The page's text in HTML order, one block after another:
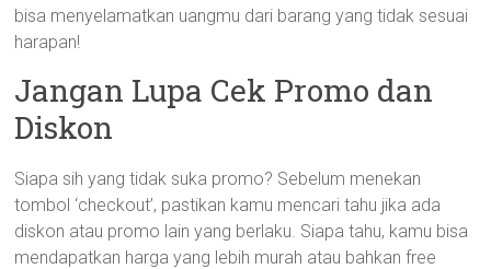
bisa menyelamatkan uangmu dari barang yang tidak sesuai
harapan!
Jangan Lupa Cek Promo dan
Diskon
Siapa sih yang tidak suka promo? Sebelum menekan
tombol ‘checkout’, pastikan kamu mencari tahu jika ada
diskon atau promo lain yang berlaku. Siapa tahu, kamu bisa
mendapatkan harga yang lebih murah atau bahkan free